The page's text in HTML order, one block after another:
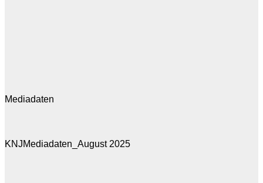
Mediadaten
KNJMediadaten_August 2025